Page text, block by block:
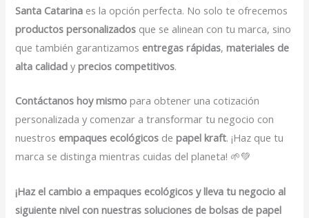
Santa Catarina es la opción perfecta. No solo te ofrecemos
productos personalizados que se alinean con tu marca, sino
que también garantizamos entregas rápidas,materiales de
alta calidad yprecios competitivos.
Contáctanos hoy mismo para obtener una cotización
personalizada y comenzar a transformar tu negocio con
nuestros empaques ecológicos depapel kraft. ¡Haz que tu
marca se distinga mientras cuidas del planeta! 🌱💚
¡Haz el cambio a empaques ecológicos y lleva tu negocio al
siguiente nivel con nuestras soluciones de bolsas de papel